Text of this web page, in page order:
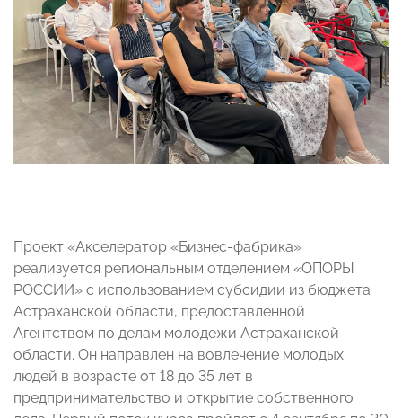
Проект «Акселератор «Бизнес-фабрика»
реализуется региональным отделением «ОПОРЫ
РОССИИ» с использованием субсидии из бюджета
Астраханской области, предоставленной
Агентством по делам молодежи Астраханской
области. Он направлен на вовлечение молодых
людей в возрасте от 18 до 35 лет в
предпринимательство и открытие собственного